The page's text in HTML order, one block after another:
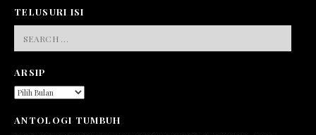
TELUSURI ISI
FOR:
ARSIP
ARSIP
ANTOLOGI TUMBUH